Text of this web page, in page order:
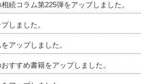
続コラム第225弾をアップしました。
しました。
アップしました。
すすめ書籍をアップしました。